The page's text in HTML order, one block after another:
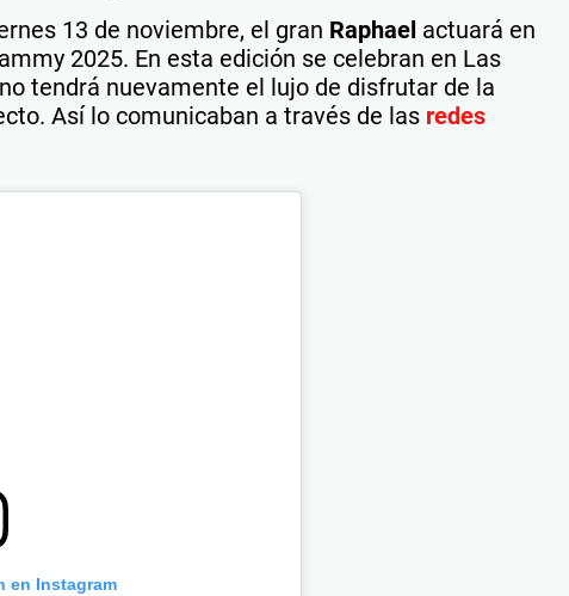
13 de noviembre, el gran Raphael actuará en
2025. En esta edición se celebran en Las
tendrá nuevamente el lujo de disfrutar de la
Así lo comunicaban a través de las redes
en Instagram